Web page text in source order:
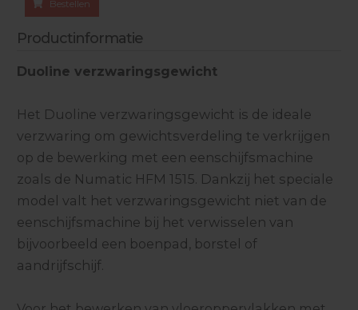
Bestellen
Productinformatie
Duoline verzwaringsgewicht
Het Duoline verzwaringsgewicht is de ideale
verzwaring om gewichtsverdeling te verkrijgen
op de bewerking met een eenschijfsmachine
zoals de Numatic HFM 1515. Dankzij het speciale
model valt het verzwaringsgewicht niet van de
eenschijfsmachine bij het verwisselen van
bijvoorbeeld een boenpad, borstel of
aandrijfschijf.